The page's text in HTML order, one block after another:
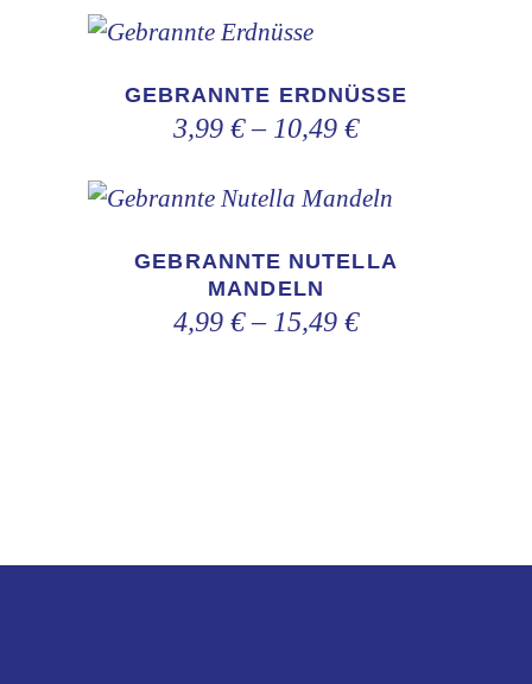
der
gewählt
werden
auf.
Optionen
können
der
gewählt
werden
Dieses
Produkt
weist
Varianten
Die
Optionen
können
GEBRANNTE ERDNÜSSE
3,99 €– 10,49 €
Dieses
Produkt
weist
mehrere
GEBRANNTE NUTELLA
MANDELN
4,99 €– 15,49 €